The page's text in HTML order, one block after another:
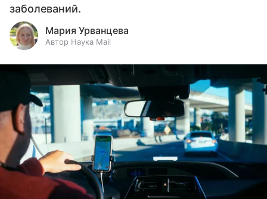
заболеваний.
Мария Урванцева
Автор Наука Mail